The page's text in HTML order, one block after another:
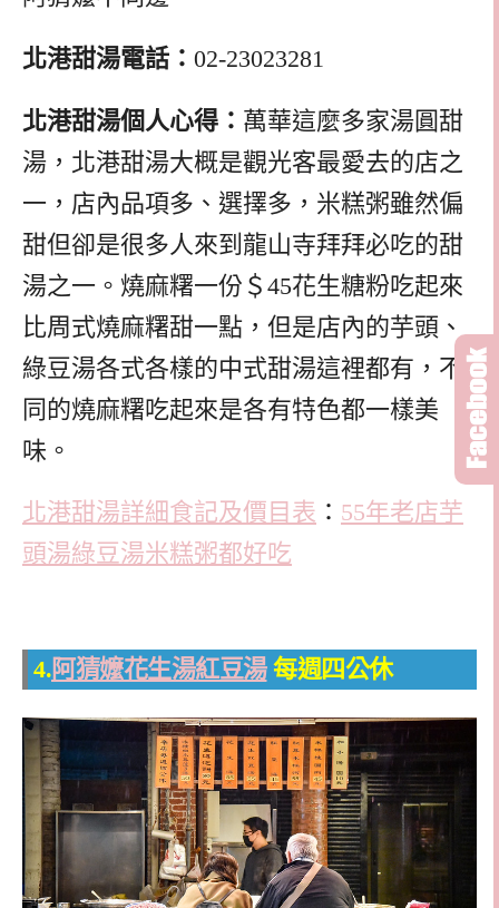
北港甜湯電話： 02-23023281
北港甜湯個人心得： 萬華這麼多家湯圓甜
湯，北港甜湯大概是觀光客最愛去的店之
一，店內品項多、選擇多，米糕粥雖然偏
甜但卻是很多人來到龍山寺拜拜必吃的甜
湯之一。燒麻糬一份＄45花生糖粉吃起來
比周式燒麻糬甜一點，但是店內的芋頭、
綠豆湯各式各樣的中式甜湯這裡都有，不
同的燒麻糬吃起來是各有特色都一樣美
味。
北港甜湯詳細食記及價目表 ： 55年老店芋
頭湯綠豆湯米糕粥都好吃
4.阿猜嬤花生湯紅豆湯 每週四公休